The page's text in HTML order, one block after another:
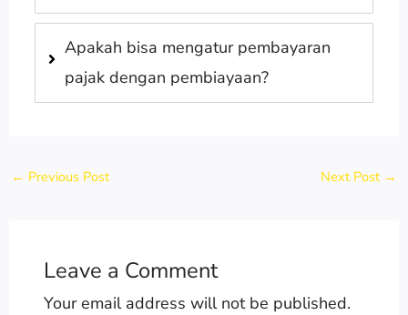
Apakah bisa mengatur pembayaran
pajak dengan pembiayaan?
← Previous Post Next Post →
Leave a Comment
Your email address will not be published.